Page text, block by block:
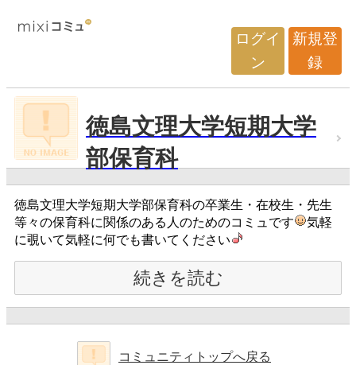
ログイ
ン
新規登
録
徳島文理大学短期大学
部保育科
徳島文理大学短期大学部保育科の卒業生・在校生・先生
等々の保育科に関係のある人のためのコミュです
気軽
に覗いて気軽に何でも書いてください
続きを読む
コミュニティトップへ戻る